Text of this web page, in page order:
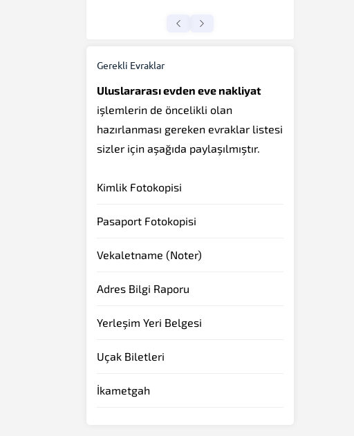
Gerekli Evraklar
Uluslararası evden eve nakliyat
işlemlerin de öncelikli olan
hazırlanması gereken evraklar listesi
sizler için aşağıda paylaşılmıştır.
Kimlik Fotokopisi
Pasaport Fotokopisi
Vekaletname (Noter)
Adres Bilgi Raporu
Yerleşim Yeri Belgesi
Uçak Biletleri
İkametgah